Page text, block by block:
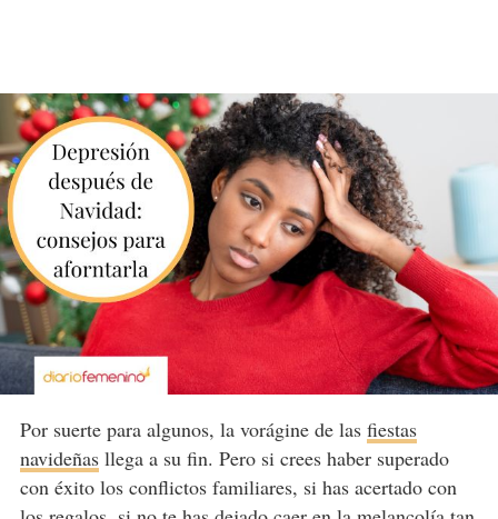
Por suerte para algunos, la vorágine de las fiestas
navideñasllega a su fin. Pero si crees haber superado
con éxito los conflictos familiares, si has acertado con